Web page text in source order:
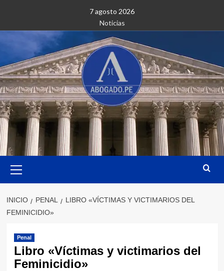
contenido
7 agosto 2026
Noticias
primario
INICIO PENAL
LIBRO «VÍCTIMAS Y VICTIMARIOS DEL
FEMINICIDIO»
Penal
Libro «Víctimas y victimarios del
Feminicidio»